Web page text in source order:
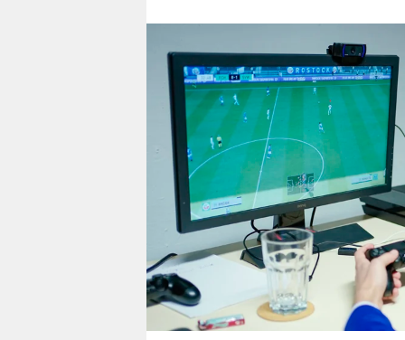
wahrheit
verlag
verlag
veranstaltungen
shop
fragen & hilfe
unterstützen
abo
genossenschaft